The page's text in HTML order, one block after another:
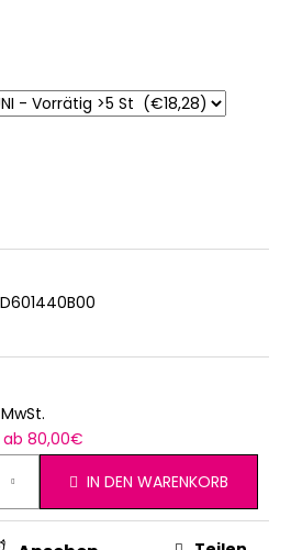
80,00€
IN DEN WARENKORB